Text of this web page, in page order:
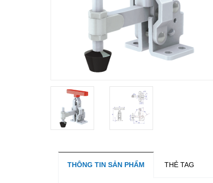
THÔNG TIN SẢN PHẨM THẺ TAG